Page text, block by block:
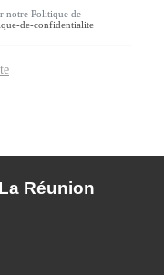
notre Politique de
de-confidentialite
Réunion